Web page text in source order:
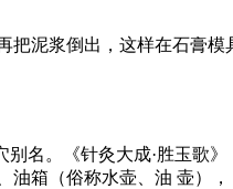
泥浆倒出，这样在石膏模
名。《针灸大成·胜玉歌》
油箱（俗称水壶、油 壶）